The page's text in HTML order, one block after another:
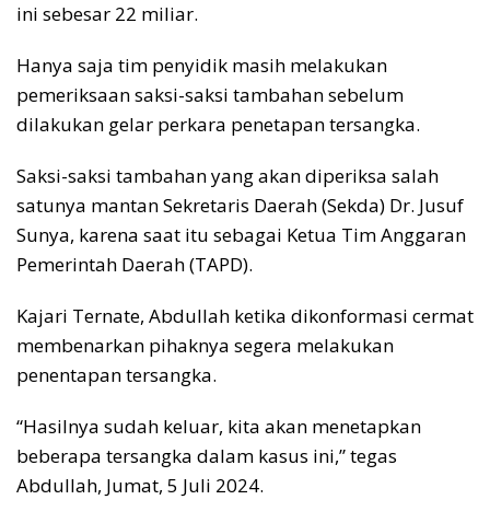
ini sebesar 22 miliar.
Hanya saja tim penyidik masih melakukan
pemeriksaan saksi-saksi tambahan sebelum
dilakukan gelar perkara penetapan tersangka.
Saksi-saksi tambahan yang akan diperiksa salah
satunya mantan Sekretaris Daerah (Sekda) Dr. Jusuf
Sunya, karena saat itu sebagai Ketua Tim Anggaran
Pemerintah Daerah (TAPD).
Kajari Ternate, Abdullah ketika dikonformasi cermat
membenarkan pihaknya segera melakukan
penentapan tersangka.
“Hasilnya sudah keluar, kita akan menetapkan
beberapa tersangka dalam kasus ini,” tegas
Abdullah, Jumat, 5 Juli 2024.